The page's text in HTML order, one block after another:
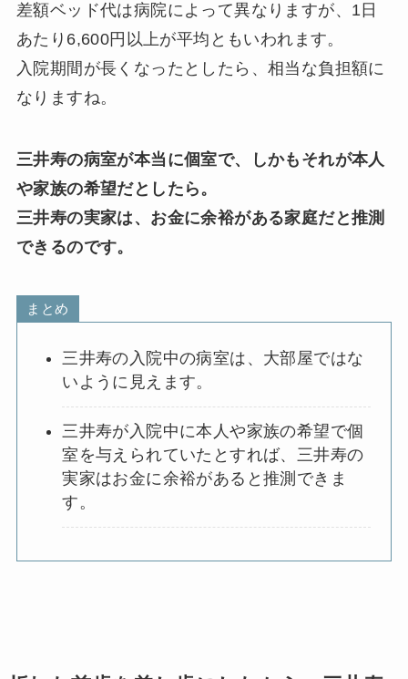
差額ベッド代は病院によって異なりますが、1日
あたり6,600円以上が平均ともいわれます。
入院期間が長くなったとしたら、相当な負担額に
なりますね。
三井寿の病室が本当に個室で、しかもそれが本人
や家族の希望だとしたら。
三井寿の実家は、お金に余裕がある家庭だと推測
できるのです。
まとめ
三井寿の入院中の病室は、大部屋ではな
いように見えます。
三井寿が入院中に本人や家族の希望で個
室を与えられていたとすれば、三井寿の
実家はお金に余裕があると推測できま
す。